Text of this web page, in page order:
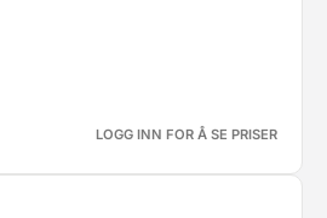
LOGG INN FOR Å SE PRISER